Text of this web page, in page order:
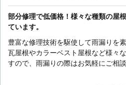
部分修理で低価格！様々な種類の屋
ています。
豊富な修理技術を駆使して雨漏りを
瓦屋根やカラーベスト屋根など様々
すので、雨漏りの際はお気軽にご相談